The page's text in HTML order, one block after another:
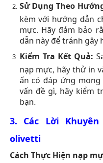
Sử Dụng Theo
kèm với hướng dẫn
mực. Hãy đảm bảo
dẫn này để tránh gây
Kiểm Tra Kết Quả:
nạp mực, hãy thử in
ấn có đáp ứng
vấn đề gì, hãy kiểm
bạn.
3. Các Lời
olivetti
Cách Thực Hiện nạp